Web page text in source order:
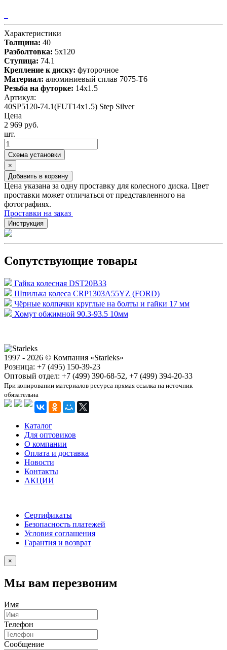
Характеристики
Толщина: 40
Разболтовка: 5x120
Ступица: 74.1
Крепление к диску: футорочное
Материал: алюминиевый сплав 7075-T6
Резьба на футорке: 14х1.5
Артикул:
40SP5120-74.1(FUT14x1.5) Step Silver
Цена
2 969 руб.
шт.
Схема установки
×
Добавить в корзину
Цена указана за одну проставку для колесного диска. Цвет
проставки может отличаться от представленного на
фотографиях.
Проставки на заказ
Инструкция
Сопутствующие товары
Гайка колесная DST20B33
Шпилька колеса CRP1303A55YZ (FORD)
Чёрные колпачки круглые на болты и гайки 17 мм
Хомут обжимной 90.3-93.5 10мм
1997 - 2026 © Компания «Starleks»
Розница: +7 (495) 150-39-23
Оптовый отдел: +7 (499) 390-68-52, +7 (499) 394-20-33
При копировании материалов ресурса прямая ссылка на источник
обязательна
Каталог
Для оптовиков
О компании
Оплата и доставка
Новости
Контакты
АКЦИИ
Сертификаты
Безопасность платежей
Условия соглашения
Гарантия и возврат
×
Мы вам перезвоним
Имя
Телефон
Сообщение